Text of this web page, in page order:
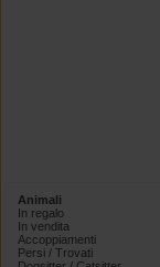
Animali
In regalo
In vendita
Accoppiamenti
Persi / Trovati